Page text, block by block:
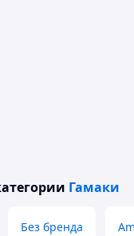
комфортногоГамаки
Без бренда